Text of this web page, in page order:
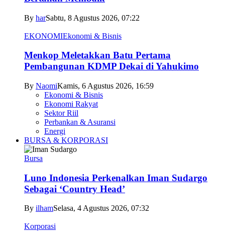
By harSabtu, 8 Agustus 2026, 07:22
EKONOMIEkonomi & Bisnis
Menkop Meletakkan Batu Pertama
Pembangunan KDMP Dekai di Yahukimo
By NaomiKamis, 6 Agustus 2026, 16:59
Ekonomi & Bisnis
Ekonomi Rakyat
Sektor Riil
Perbankan & Asuransi
Energi
BURSA & KORPORASI
Bursa
Luno Indonesia Perkenalkan Iman Sudargo
Sebagai ‘Country Head’
By ilhamSelasa, 4 Agustus 2026, 07:32
Korporasi